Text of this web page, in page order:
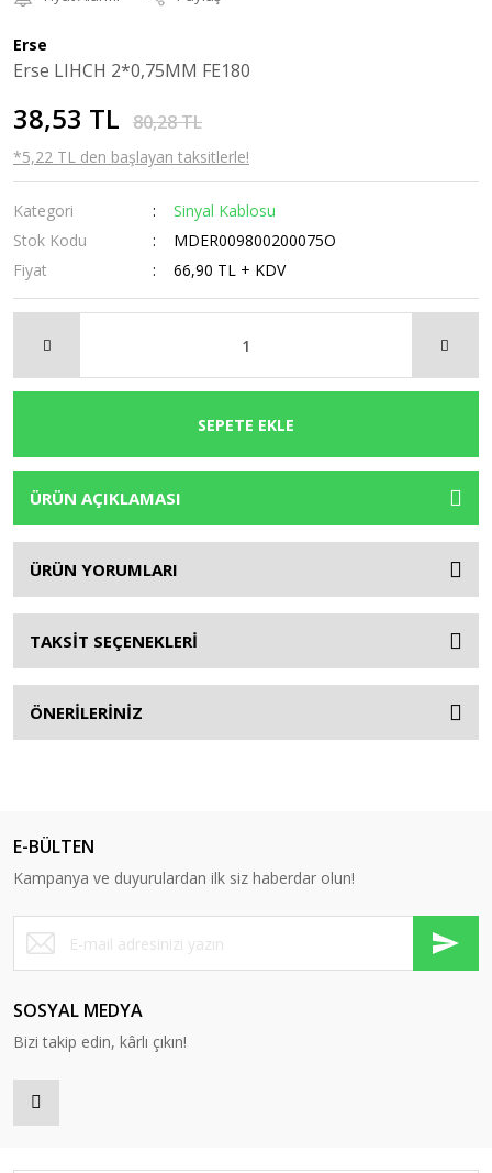
Erse
Erse LIHCH 2*0,75MM FE180
38,53 TL 80,28 TL
*5,22 TL den başlayan taksitlerle!
Kategori
Sinyal Kablosu
Stok Kodu
MDER009800200075O
Fiyat
66,90 TL + KDV
SEPETE EKLE
ÜRÜN AÇIKLAMASI
ÜRÜN YORUMLARI
TAKSİT SEÇENEKLERİ
ÖNERİLERİNİZ
E-BÜLTEN
Kampanya ve duyurulardan ilk siz haberdar olun!
SOSYAL MEDYA
Bizi takip edin, kârlı çıkın!